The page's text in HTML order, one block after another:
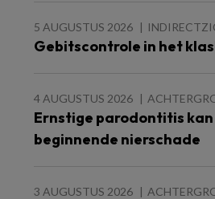
5 AUGUSTUS 2026
Gebitscontrole in het
4 AUGUSTUS 2026
Ernstige parodontitis kan
beginnende nierschade
3 AUGUSTUS 2026